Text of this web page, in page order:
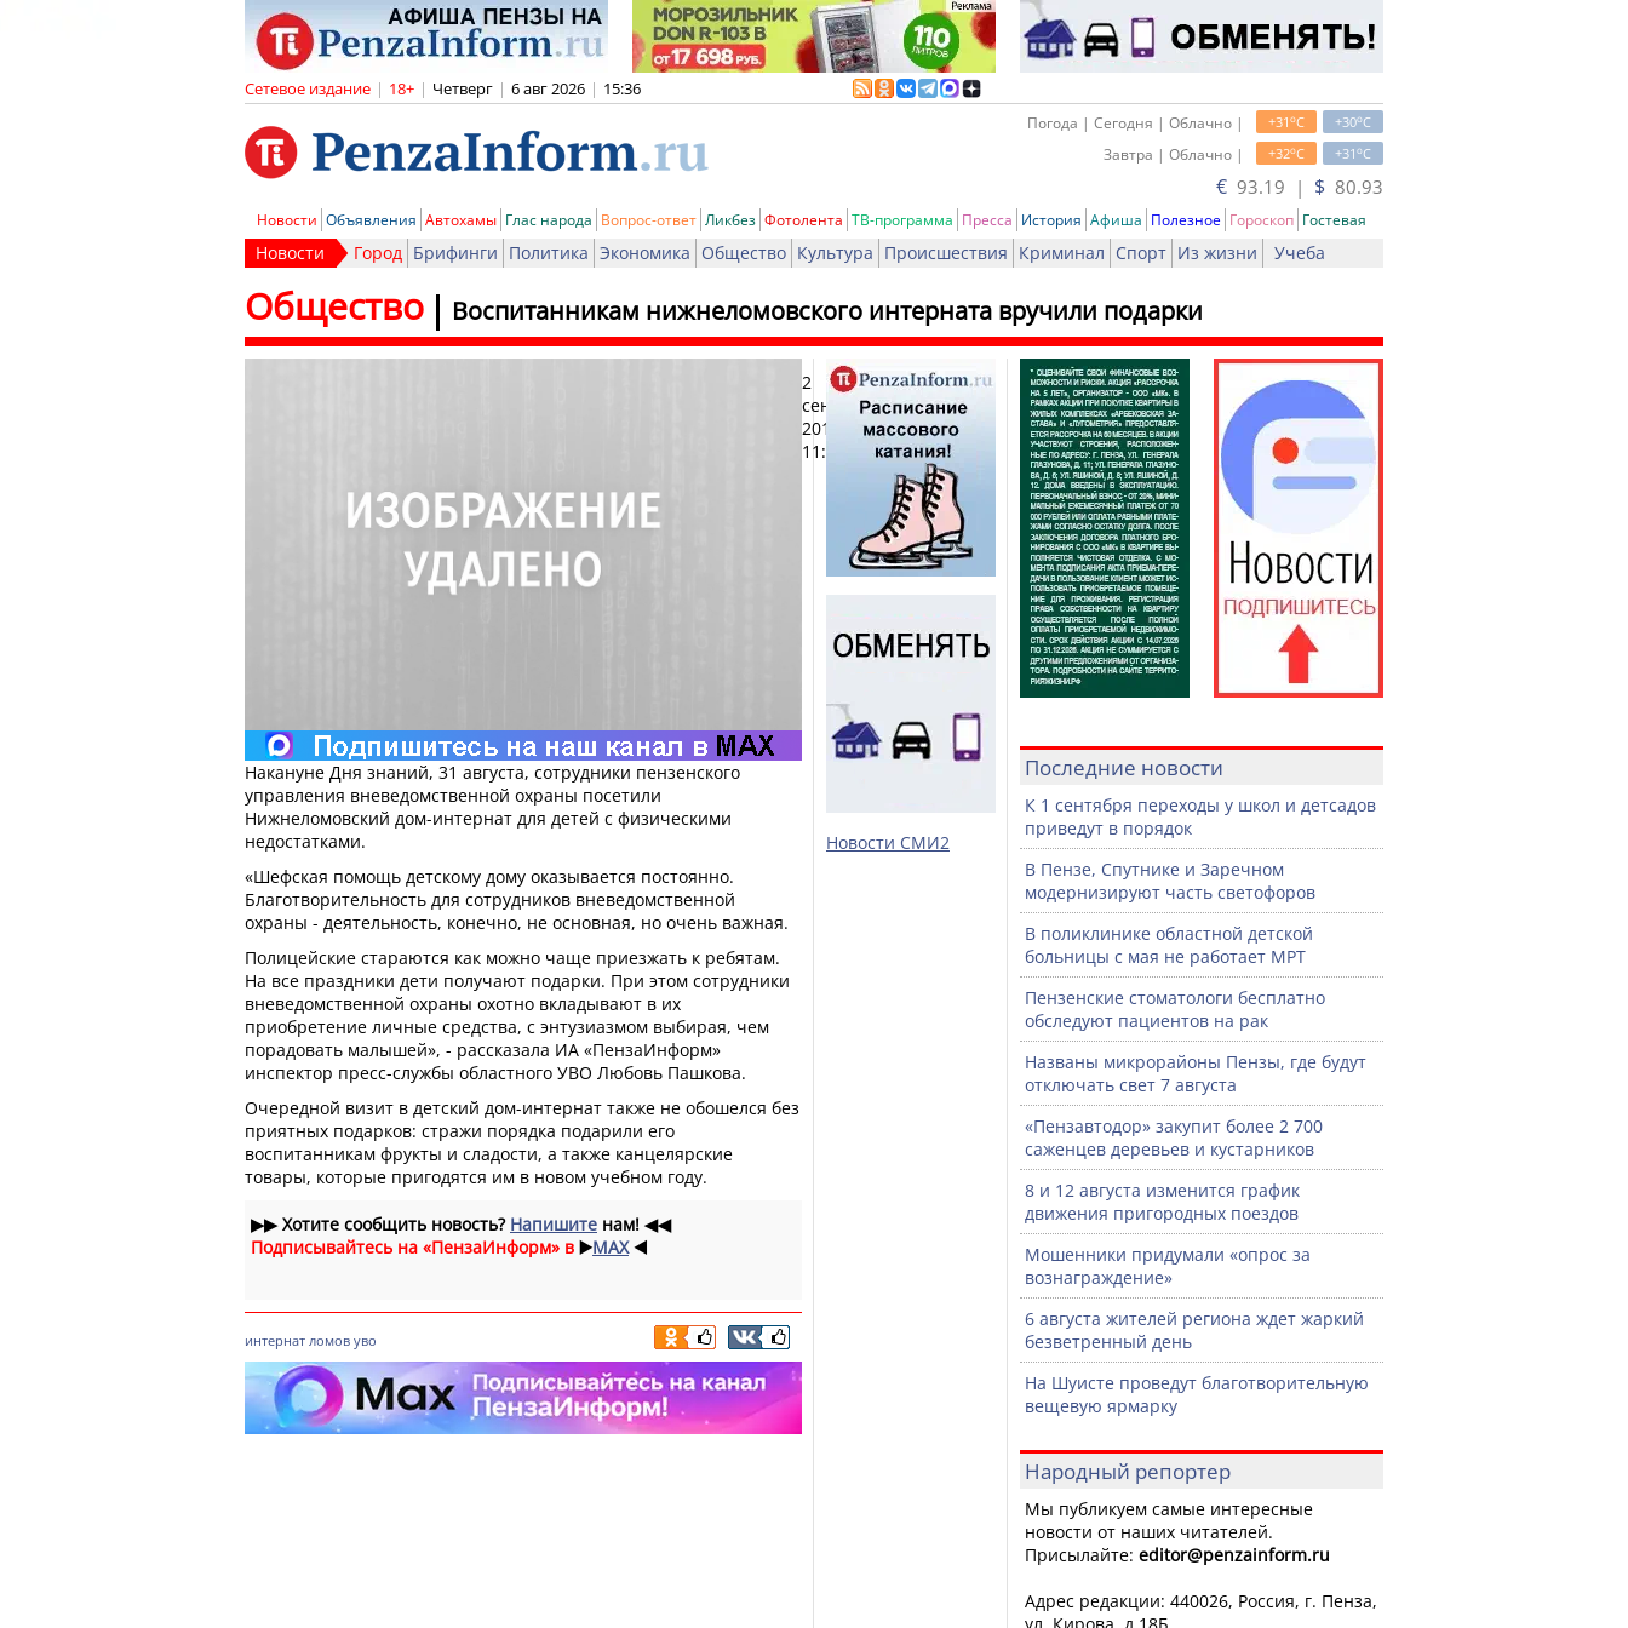
Сетевое издание | 18+ | Четверг | 6 авг 2026 | 15:36
+30oC
+31oC
Погода | Сегодня | Облачно |
+31oC
+32oC
Завтра | Облачно |
€ 93.19 | $ 80.93
Новости Объявления Автохамы Глас народа Вопрос-ответ Ликбез Фотолента ТВ-программа Пресса История Афиша Полезное Гороскоп Гостевая
Новости Город Брифинги Политика Экономика Общество Культура Происшествия Криминал Спорт Из жизни Учеба
Воспитанникам нижнеломовского интерната вручили подарки
Общество
2
сентября
2012,
11:03
Печать
Накануне Дня знаний, 31 августа, сотрудники пензенского
управления вневедомственной охраны посетили
Нижнеломовский дом-интернат для детей с физическими
недостатками.
«Шефская помощь детскому дому оказывается постоянно.
Благотворительность для сотрудников вневедомственной
охраны - деятельность, конечно, не основная, но очень важная.
Полицейские стараются как можно чаще приезжать к ребятам.
На все праздники дети получают подарки. При этом сотрудники
вневедомственной охраны охотно вкладывают в их
приобретение личные средства, с энтузиазмом выбирая, чем
порадовать малышей», - рассказала ИА «ПензаИнформ»
инспектор пресс-службы областного УВО Любовь Пашкова.
Очередной визит в детский дом-интернат также не обошелся без
приятных подарков: стражи порядка подарили его
воспитанникам фрукты и сладости, а также канцелярские
товары, которые пригодятся им в новом учебном году.
▶▶Хотите сообщить новость? Напишите нам! ◀◀
Подписывайтесь на «ПензаИнформ» в ▶️MAX ◀️
интернат ломов уво
Новости СМИ2
Последние новости
К 1 сентября переходы у школ и детсадов
приведут в порядок
В Пензе, Спутнике и Заречном
модернизируют часть светофоров
В поликлинике областной детской
больницы с мая не работает МРТ
Пензенские стоматологи бесплатно
обследуют пациентов на рак
Названы микрорайоны Пензы, где будут
отключать свет 7 августа
«Пензавтодор» закупит более 2 700
саженцев деревьев и кустарников
8 и 12 августа изменится график
движения пригородных поездов
Мошенники придумали «опрос за
вознаграждение»
6 августа жителей региона ждет жаркий
безветренный день
На Шуисте проведут благотворительную
вещевую ярмарку
Народный репортер
Мы публикуем самые интересные
новости от наших читателей.
Присылайте: editor@penzainform.ru
Адрес редакции: 440026, Россия, г. Пенза,